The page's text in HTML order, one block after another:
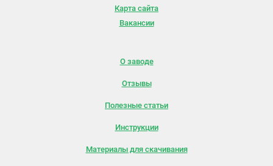
Карта сайта
Вакансии
О заводе
Отзывы
Полезные статьи
Инструкции
Материалы для скачивания